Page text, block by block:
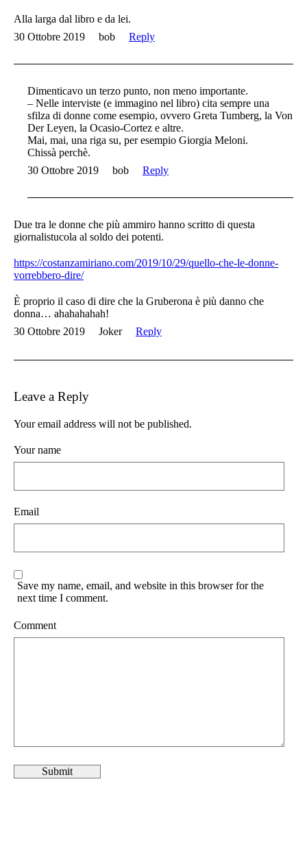
Alla larga dal libro e da lei.
30 Ottobre 2019
bob Reply
Dimenticavo un terzo punto, non meno importante.
– Nelle interviste (e immagino nel libro) cita sempre una
sfilza di donne come esempio, ovvero Greta Tumberg, la Von
Der Leyen, la Ocasio-Cortez e altre.
Mai, mai, una riga su, per esempio Giorgia Meloni.
Chissà perchè.
30 Ottobre 2019
bob Reply
Due tra le donne che più ammiro hanno scritto di questa
giornalistucola al soldo dei potenti.
https://costanzamiriano.com/2019/10/29/quello-che-le-donne-
vorrebbero-dire/
È proprio il caso di dire che la Gruberona è più danno che
donna… ahahahahah!
30 Ottobre 2019
Joker Reply
Leave a Reply
Your email address will not be published.
Your name
Email
Save my name, email, and website in this browser for the
next time I comment.
Comment